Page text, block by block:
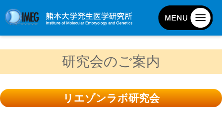
基本目標と基本方針
研究会のご案内
リエゾンラボ研究会